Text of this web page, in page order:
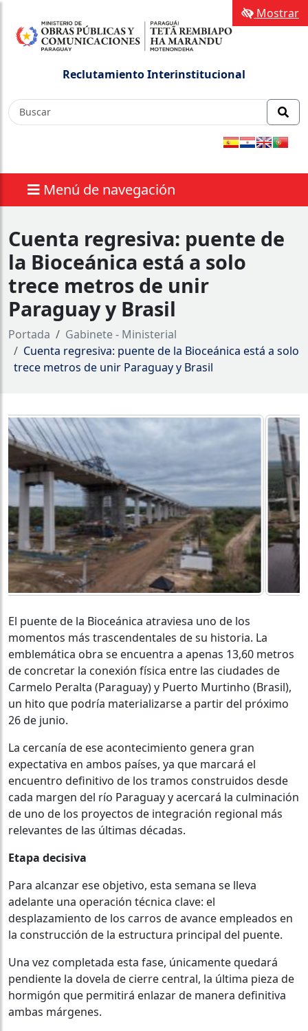
Reclutamiento Interinstitucional
Menú de navegación
Mostrar
Cuenta regresiva: puente de
la Bioceánica está a solo
trece metros de unir
Paraguay y Brasil
Portada
Gabinete - Ministerial
Cuenta regresiva: puente de la Bioceánica está a solo
trece metros de unir Paraguay y Brasil
El puente de la Bioceánica atraviesa uno de los
momentos más trascendentales de su historia. La
emblemática obra se encuentra a apenas 13,60 metros
de concretar la conexión física entre las ciudades de
Carmelo Peralta (Paraguay) y Puerto Murtinho (Brasil),
un hito que podría materializarse a partir del próximo
26 de junio.
La cercanía de ese acontecimiento genera gran
expectativa en ambos países, ya que marcará el
encuentro definitivo de los tramos construidos desde
cada margen del río Paraguay y acercará la culminación
de uno de los proyectos de integración regional más
relevantes de las últimas décadas.
Etapa decisiva
Para alcanzar ese objetivo, esta semana se lleva
adelante una operación técnica clave: el
desplazamiento de los carros de avance empleados en
la construcción de la estructura principal del puente.
Una vez completada esta fase, únicamente quedará
pendiente la dovela de cierre central, la última pieza de
hormigón que permitirá enlazar de manera definitiva
ambas márgenes.